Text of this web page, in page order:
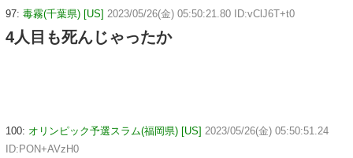
97: 毒霧(千葉県) [US] 2023/05/26(金) 05:50:21.80 ID:vClJ6T+t0
4人目も死んじゃったか
100: オリンピック予選スラム(福岡県) [US] 2023/05/26(金) 05:50:51.24
ID:PON+AVzH0